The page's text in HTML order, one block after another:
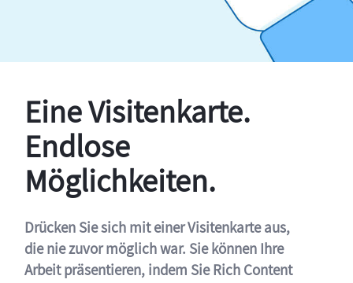
Eine Visitenkarte.
Endlose
Möglichkeiten.
Drücken Sie sich mit einer Visitenkarte aus,
die nie zuvor möglich war. Sie können Ihre
Arbeit präsentieren, indem Sie Rich Content